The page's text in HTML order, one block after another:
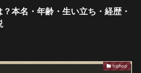
本名・年齢・生い立ち・経歴・
hiphop